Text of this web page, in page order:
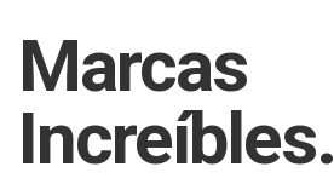
Marcas
Increíbles.